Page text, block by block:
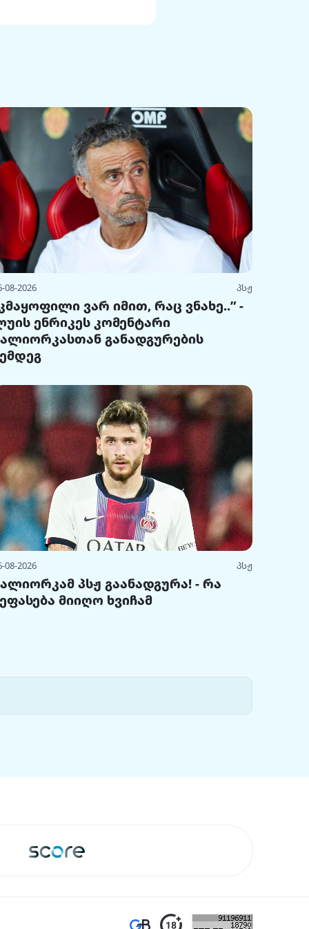
08-2026 პსჟ
ვარ იმით, რაც ვნახე..” -
ენრიკეს კომენტარი
განადგურების
08-2026 პსჟ
პსჟ გაანადგურა! - რა
მიიღო ხვიჩამ